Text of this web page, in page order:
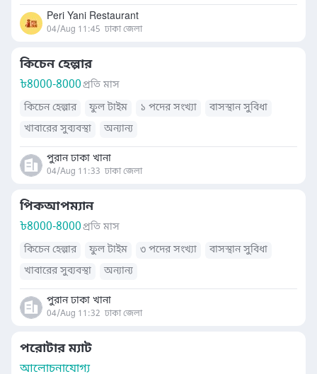
Peri Yani Restaurant
04/Aug 11:45 ঢাকা জেলা
কিচেন হেল্পার
৳8000-8000প্রতি মাস
কিচেন হেল্পার
ফুল টাইম ১ পদের সংখ্যা
বাসস্থান সুবিধা
খাবারের সুব্যবস্থা
অন্যান্য
পুরান ঢাকা খানা
04/Aug 11:33 ঢাকা জেলা
পিকআপম্যান
৳8000-8000প্রতি মাস
কিচেন হেল্পার
ফুল টাইম ৩ পদের সংখ্যা
বাসস্থান সুবিধা
খাবারের সুব্যবস্থা
অন্যান্য
পুরান ঢাকা খানা
04/Aug 11:32 ঢাকা জেলা
পরোটার ম্যাট
আলোচনাযোগ্য